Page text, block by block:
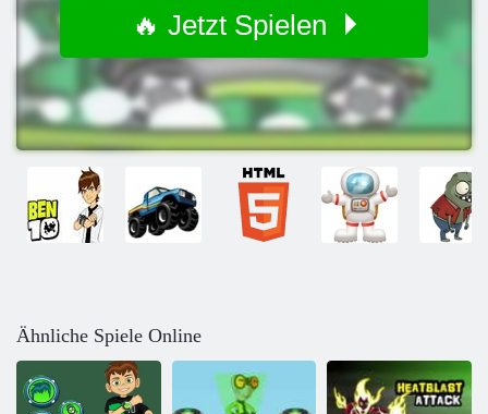
🔥 Jetzt Spielen
Ähnliche Spiele Online